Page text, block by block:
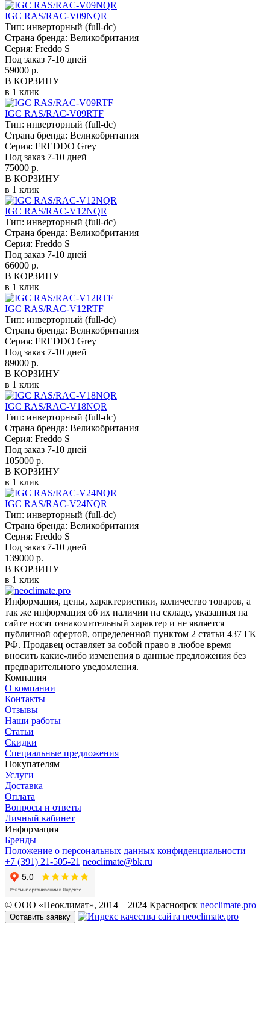
IGC RAS/RAC-V09NQR
Тип: инверторный (full-dc)
Страна бренда: Великобритания
Серия: Freddo S
Под заказ 7-10 дней
59000 р.
В КОРЗИНУ
в 1 клик
IGC RAS/RAC-V09RTF
Тип: инверторный (full-dc)
Страна бренда: Великобритания
Серия: FREDDO Grey
Под заказ 7-10 дней
75000 р.
В КОРЗИНУ
в 1 клик
IGC RAS/RAC-V12NQR
Тип: инверторный (full-dc)
Страна бренда: Великобритания
Серия: Freddo S
Под заказ 7-10 дней
66000 р.
В КОРЗИНУ
в 1 клик
IGC RAS/RAC-V12RTF
Тип: инверторный (full-dc)
Страна бренда: Великобритания
Серия: FREDDO Grey
Под заказ 7-10 дней
89000 р.
В КОРЗИНУ
в 1 клик
IGC RAS/RAC-V18NQR
Тип: инверторный (full-dc)
Страна бренда: Великобритания
Серия: Freddo S
Под заказ 7-10 дней
105000 р.
В КОРЗИНУ
в 1 клик
IGC RAS/RAC-V24NQR
Тип: инверторный (full-dc)
Страна бренда: Великобритания
Серия: Freddo S
Под заказ 7-10 дней
139000 р.
В КОРЗИНУ
в 1 клик
Информация, цены, характеристики, количество товаров, а
так же информация об их наличии на складе, указанная на
сайте носят ознакомительный характер и не является
публичной офертой, определенной пунктом 2 статьи 437 ГК
РФ. Продавец оставляет за собой право в любое время
вносить какие-либо изменения в данные предложения без
предварительного уведомления.
Компания
О компании
Контакты
Отзывы
Наши работы
Статьи
Скидки
Специальные предложения
Покупателям
Услуги
Доставка
Оплата
Вопросы и ответы
Личный кабинет
Информация
Бренды
Положение о персональных данных конфиденциальности
+7 (391) 21-505-21 neoclimate@bk.ru
© ООО «Неоклимат», 2014—2024 Красноярск neoclimate.pro
Оставить заявку